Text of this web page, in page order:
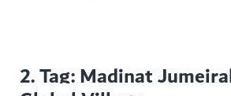
2. Tag: Madinat